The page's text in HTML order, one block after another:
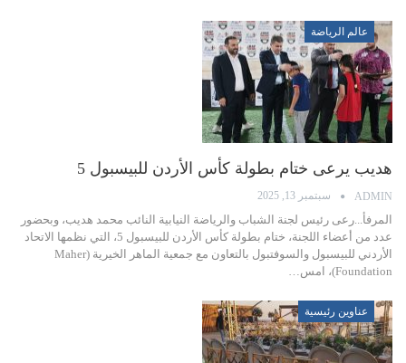
عالم الرياضة
هديب يرعى ختام بطولة كأس الأردن للبيسبول 5
ADMIN سبتمبر 13, 2025
المرفأ...رعى رئيس لجنة الشباب والرياضة النيابية النائب محمد هديب، وبحضور
عدد من أعضاء اللجنة، ختام بطولة كأس الأردن للبيسبول 5، التي نظمها الاتحاد
الأردني للبيسبول والسوفتبول بالتعاون مع جمعية الماهر الخيرية (Maher
Foundation)، امس…
عناوين رئيسية